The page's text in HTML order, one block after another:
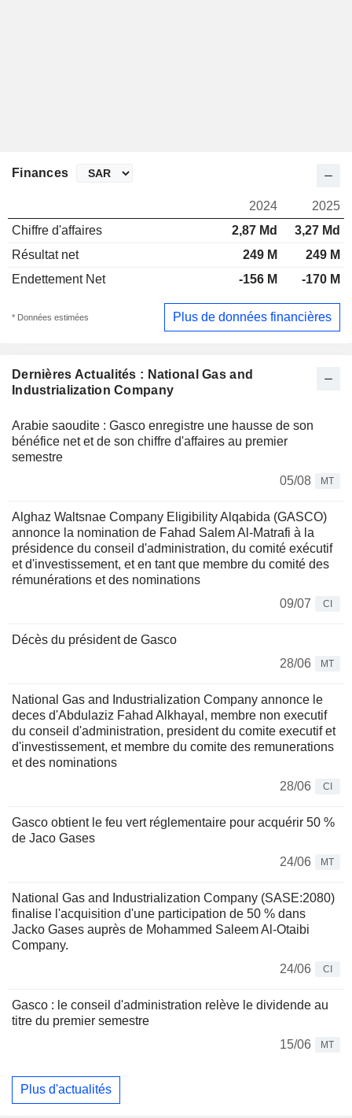
Dernières Actualités : National Gas and
Industrialization Company
Arabie saoudite : Gasco enregistre une hausse de son
bénéfice net et de son chiffre d'affaires au premier
semestre
05/08
MT
Alghaz Waltsnae Company Eligibility Alqabida (GASCO)
annonce la nomination de Fahad Salem Al-Matrafi à la
présidence du conseil d'administration, du comité exécutif
et d'investissement, et en tant que membre du comité des
rémunérations et des nominations
09/07
CI
Décès du président de Gasco
28/06
MT
National Gas and Industrialization Company annonce le
deces d'Abdulaziz Fahad Alkhayal, membre non executif
du conseil d'administration, president du comite executif et
d'investissement, et membre du comite des remunerations
et des nominations
28/06
CI
Gasco obtient le feu vert réglementaire pour acquérir 50 %
de Jaco Gases
24/06
MT
National Gas and Industrialization Company (SASE:2080)
finalise l'acquisition d'une participation de 50 % dans
Jacko Gases auprès de Mohammed Saleem Al-Otaibi
Company.
24/06
CI
Gasco : le conseil d'administration relève le dividende au
titre du premier semestre
15/06
MT
Plus d'actualités
Finances
2024
2025
Chiffre d'affaires
2,87 Md
3,27 Md
Résultat net
249 M
249 M
Endettement Net
-156 M -170 M
* Données estimées Plus de données financières